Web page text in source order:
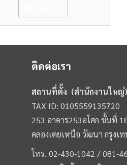
ติดต่อเรา
สถานที่ตั้ง (สำนักงานใหญ่)
TAX ID: 0105559135720
253 อาคาร253อโศก ชั้นที่
คลองเตยเหนือ วัฒนา กรุงเ
โทร.02-430-1042 /081-